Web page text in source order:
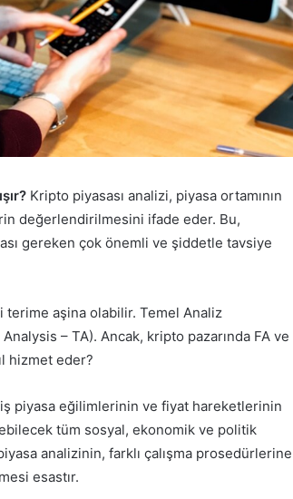
Kripto piyasası analizi, piyasa ortamının
değerlendirilmesini ifade eder. Bu,
gereken çok önemli ve şiddetle tavsiye
terime aşina olabilir. Temel Analiz
– TA). Ancak, kripto pazarında FA ve
hizmet eder?
piyasa eğilimlerinin ve fiyat hareketlerinin
tüm sosyal, ekonomik ve politik
analizinin, farklı çalışma prosedürlerine
esastır.